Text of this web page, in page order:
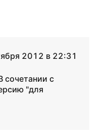
2012 в 22:31
сочетании с
"для